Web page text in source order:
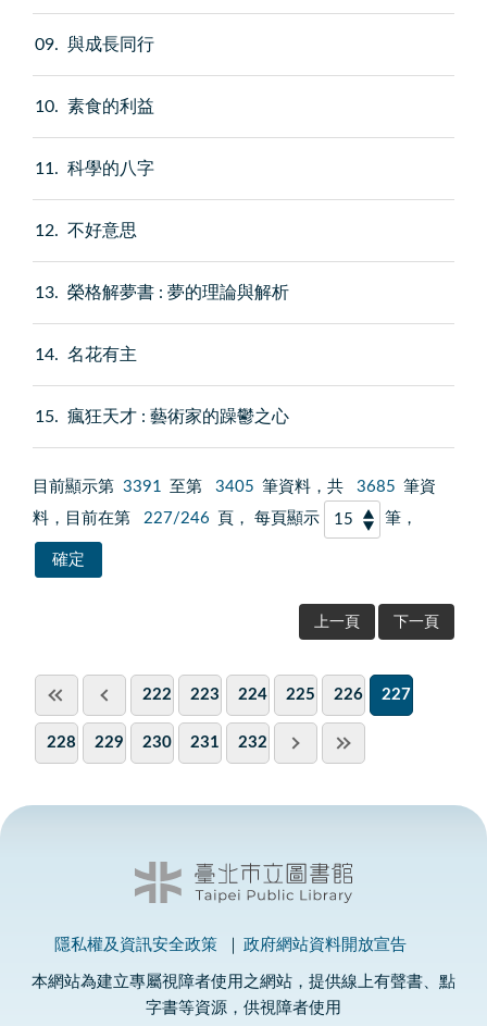
09 與成長同行
10 素食的利益
11 科學的八字
12 不好意思
13 榮格解夢書 : 夢的理論與解析
14 名花有主
15 瘋狂天才 : 藝術家的躁鬱之心
目前顯示第 3391 至第 3405 筆資料，共 3685 筆資
料，目前在第
227/246 頁， 每頁顯示 筆，
上一頁 下一頁
222 223 224 225 226 227
228 229 230 231 232
隱私權及資訊安全政策 政府網站資料開放宣告
本網站為建立專屬視障者使用之網站，提供線上有聲書、點
字書等資源，供視障者使用